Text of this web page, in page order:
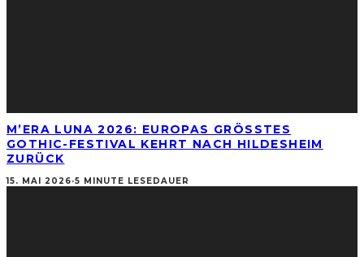
M’ERA LUNA 2026: EUROPAS GRÖSSTES G
OTHIC-FESTIVAL KEHRT NACH HILDESHEIM Z
URÜCK
15. MAI 2026·5 MINUTE LESEDAUER